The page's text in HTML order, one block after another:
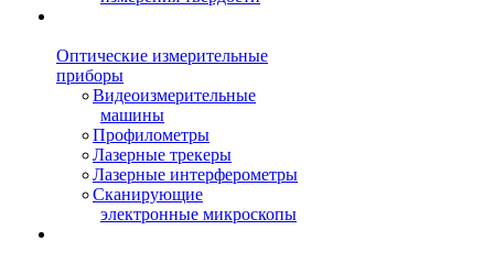
Оптические измерительные
приборы
Видеоизмерительные
машины
Профилометры
Лазерные трекеры
Лазерные интерферометры
Сканирующие
электронные микроскопы